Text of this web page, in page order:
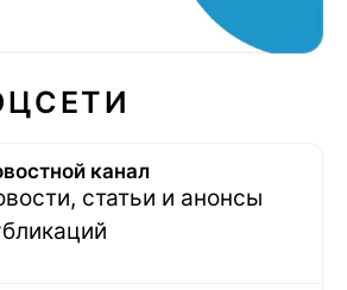
канал
статьи и анонсы